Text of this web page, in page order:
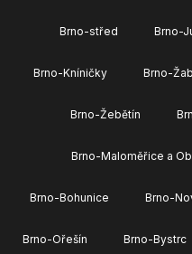
Brno-střed Brno-
Brno-Kníničky Brno-
Brno-Žebětín
Brno-Maloměřice a
Brno-Bohunice Brno-
Brno-Ořešín Brno-Bystrc